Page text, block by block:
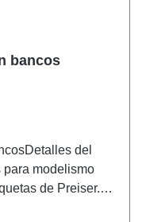
bancos
del
para modelismo
de Preiser.